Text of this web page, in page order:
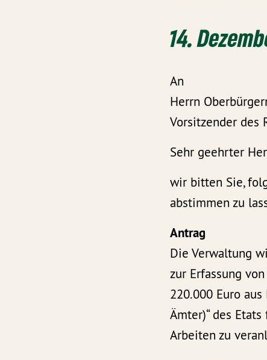
14.
An
Herrn
Vorsitzender des
Sehr geehrter
wir bitten Sie,
abstimmen zu
Antrag
Die Verwaltung
zur Erfassung
220.000 Euro
Ämter)“ des
Arbeiten zu